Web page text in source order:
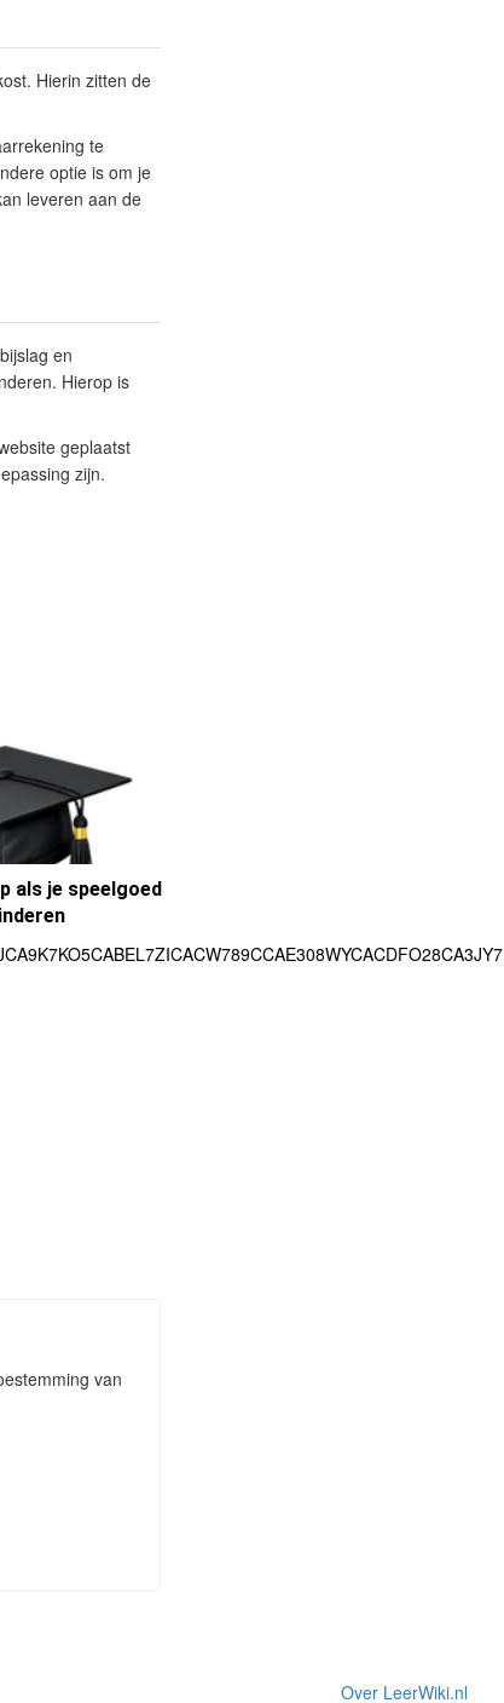
Hierin zitten de
te
optie is om je
leveren aan de
en
Hierop is
geplaatst
zijn.
als je speelgoed
van
Over LeerWiki.nl